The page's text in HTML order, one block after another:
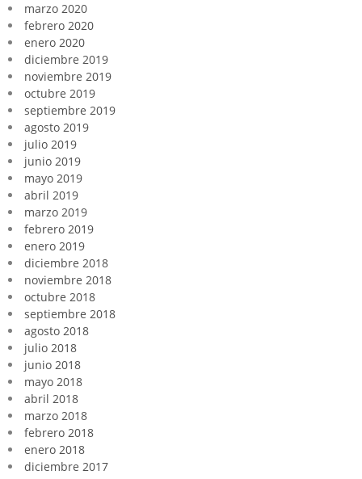
marzo 2020
febrero 2020
enero 2020
diciembre 2019
noviembre 2019
octubre 2019
septiembre 2019
agosto 2019
julio 2019
junio 2019
mayo 2019
abril 2019
marzo 2019
febrero 2019
enero 2019
diciembre 2018
noviembre 2018
octubre 2018
septiembre 2018
agosto 2018
julio 2018
junio 2018
mayo 2018
abril 2018
marzo 2018
febrero 2018
enero 2018
diciembre 2017